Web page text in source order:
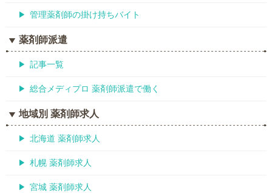
管理薬剤師の掛け持ちバイト
薬剤師派遣
記事一覧
総合メディプロ 薬剤師派遣で働く
地域別 薬剤師求人
北海道 薬剤師求人
札幌 薬剤師求人
宮城 薬剤師求人